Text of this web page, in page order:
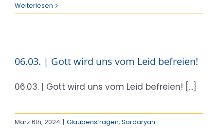
Weiterlesen
06.03. | Gott wird uns vom Leid befreien!
06.03. | Gott wird uns vom Leid befreien! [...]
März 6th, 2024 | Glaubensfragen, Sardaryan